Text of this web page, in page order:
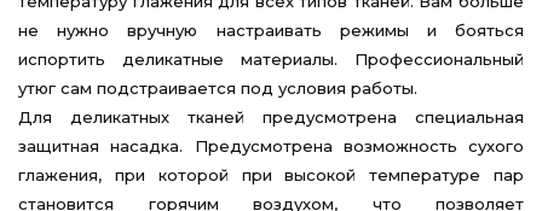
не нужно вручную настраивать режимы и бояться
испортить деликатные материалы. Профессиональный
утюг сам подстраивается под условия работы.
Для деликатных тканей предусмотрена специальная
защитная насадка. Предусмотрена возможность сухого
глажения, при которой при высокой температуре пар
становится горячим воздухом, что позволяет